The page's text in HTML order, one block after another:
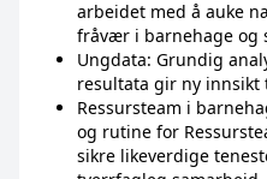
arbeidet med å auke
fråvær i barnehage og
Ungdata: Grundig
resultata gir ny
Ressursteam i
og rutine for
sikre likeverdige